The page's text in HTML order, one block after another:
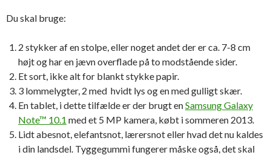
Du skal bruge:
2 stykker af en stolpe, eller noget andet der er ca. 7-8 cm
højt og har en jævn overflade på to modstående sider.
Et sort, ikke alt for blankt stykke papir.
3 lommelygter, 2 med hvidt lys og en med gulligt skær.
En tablet, i dette tilfælde er der brugt enSamsung Galaxy
Note™ 10.1 med et 5 MP kamera, købt i sommeren 2013.
Lidt abesnot, elefantsnot, lærersnot eller hvad det nu kaldes
i din landsdel. Tyggegummi fungerer måske også, det skal